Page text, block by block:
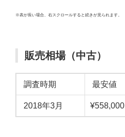
※表が長い場合、右スクロールすると続きが見られます。
販売相場（中古）
調査時期 最安値
2018年3月 ¥558,000